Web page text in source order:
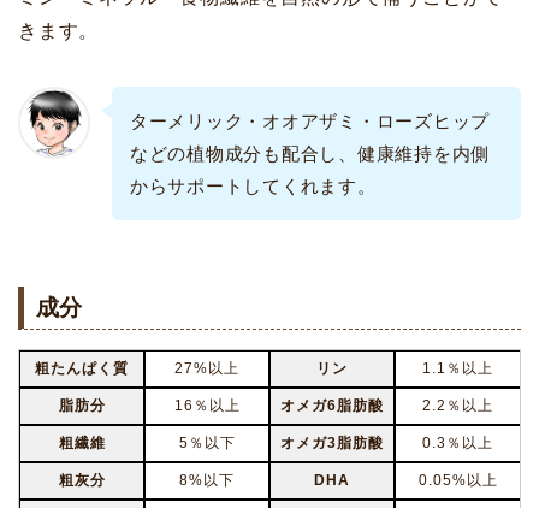
きます。
ターメリック・オオアザミ・ローズヒップ
などの植物成分も配合し、健康維持を内側
からサポートしてくれます。
成分
粗たんぱく質 27%以上 リン 1.1％以上
脂肪分 16％以上 オメガ6脂肪酸 2.2％以上
粗繊維 5％以下 オメガ3脂肪酸 0.3％以上
粗灰分 8%以下 DHA 0.05%以上